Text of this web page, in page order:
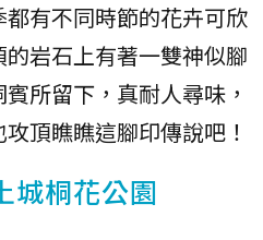
有不同時節的花卉可欣
岩石上有著一雙神似腳
所留下，真耐人尋味，
頂瞧瞧這腳印傳說吧！
城桐花公園